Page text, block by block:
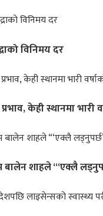
विनिमय दर
केही स्थानमा भारी
बालेन शाहले “‘एक्लै